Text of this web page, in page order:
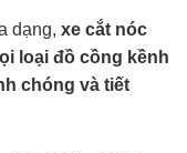
dạng, xe cắt nóc
loại đồ cồng kềnh
chóng và tiết